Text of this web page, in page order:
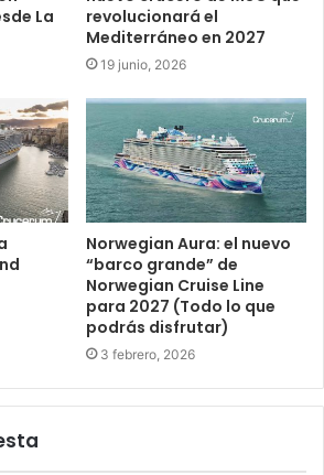
La
revolucionará el
Mediterráneo en 2027
19 junio, 2026
Norwegian Aura: el nuevo
“barco grande” de
Norwegian Cruise Line
para 2027 (Todo lo que
podrás disfrutar)
3 febrero, 2026